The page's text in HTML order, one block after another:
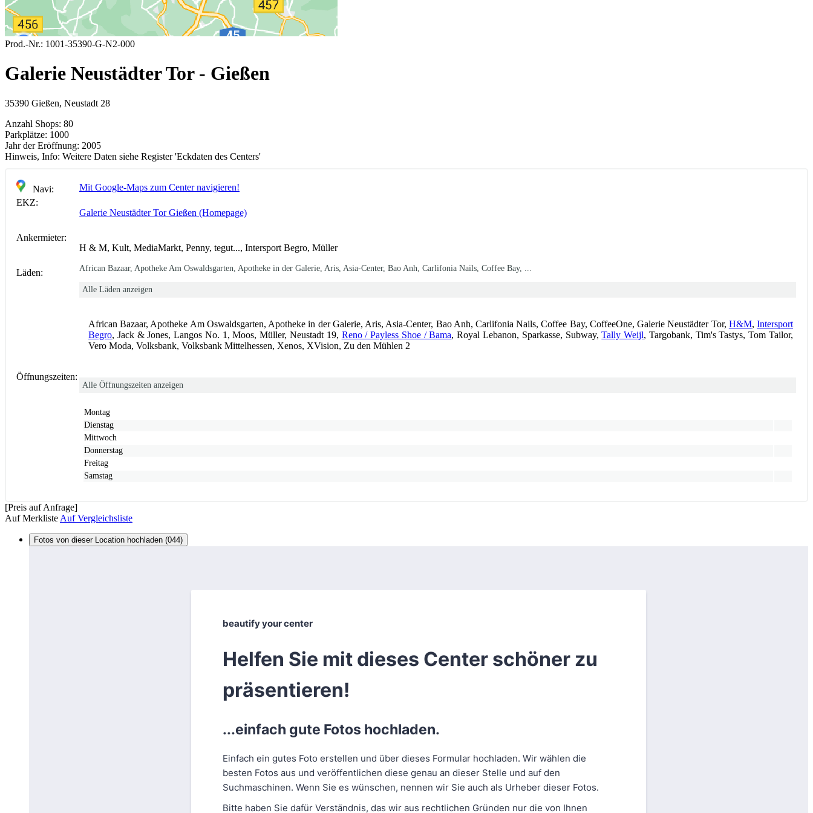
Prod.-Nr.: 1001-35390-G-N2-000
Galerie Neustädter Tor - Gießen
35390 Gießen, Neustadt 28
Anzahl Shops: 80
Parkplätze: 1000
Jahr der Eröffnung: 2005
Hinweis, Info: Weitere Daten siehe Register 'Eckdaten des Centers'
Navi:
Mit Google-Maps zum Center navigieren!
EKZ:
Galerie Neustädter Tor Gießen (Homepage)
Ankermieter:
H & M, Kult, MediaMarkt, Penny, tegut..., Intersport Begro, Müller
Läden: African Bazaar, Apotheke Am Oswaldsgarten, Apotheke in der Galerie, Aris, Asia-Center, Bao Anh, Carlifonia Nails, Coffee Bay, ...
Alle Läden anzeigen
African Bazaar, Apotheke Am Oswaldsgarten, Apotheke in der Galerie, Aris, Asia-Center, Bao Anh, Carlifonia Nails, Coffee Bay, CoffeeOne, Galerie Neustädter Tor, H&M,Intersport
Begro, Jack & Jones, Langos No. 1, Moos, Müller, Neustadt 19, Reno / Payless Shoe / Bama, Royal Lebanon, Sparkasse, Subway,Tally Weijl, Targobank, Tim's Tastys, Tom Tailor,
Vero Moda, Volksbank, Volksbank Mittelhessen, Xenos, XVision, Zu den Mühlen 2
Öffnungszeiten:
Alle Öffnungszeiten anzeigen
Montag
Dienstag
Mittwoch
Donnerstag
Freitag
Samstag
[Preis auf Anfrage]
Auf Merkliste Auf Vergleichsliste
Fotos von dieser Location hochladen (044)